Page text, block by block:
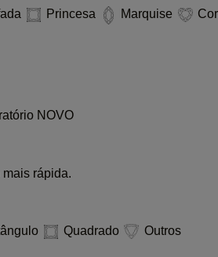
Princesa Marquise
NOVO
rápida.
Quadrado
Outros